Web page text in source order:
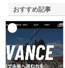
おすすめ記事